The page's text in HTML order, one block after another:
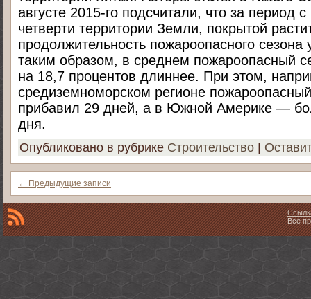
августе 2015-го подсчитали, что за период
четверти территории Земли, покрытой
продолжительность пожароопасного
таким образом, в среднем пожароопасный
на 18,7 процентов длиннее. При этом,
средиземноморском регионе
прибавил 29 дней, а в Южной Америке —
дня.
Опубликовано в рубрике Строительство
← Предыдущие записи
Все